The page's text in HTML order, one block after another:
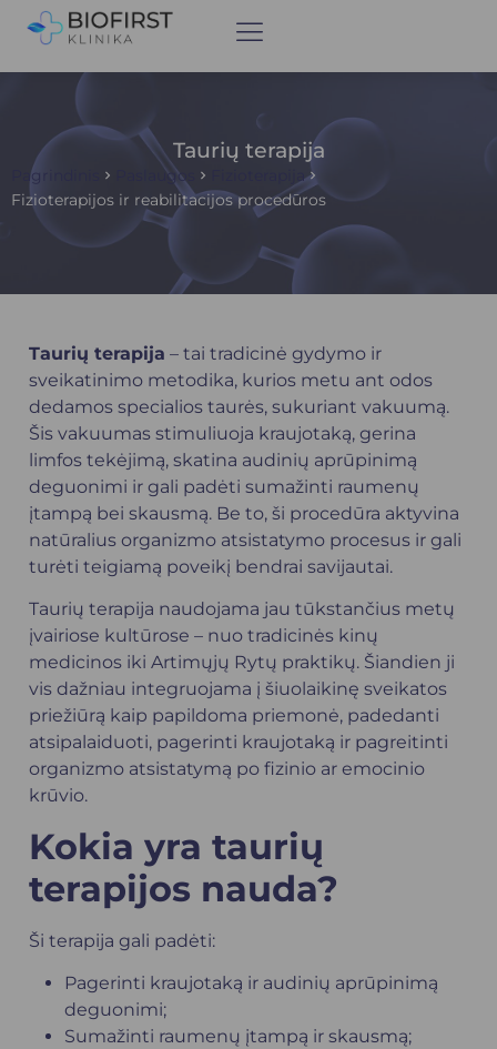
Taurių terapija
Pagrindinis Paslaugos
Fizioterapija
Fizioterapijos ir reabilitacijos procedūros
Taurių terapija – tai tradicinė gydymo ir
sveikatinimo metodika, kurios metu ant odos
dedamos specialios taurės, sukuriant vakuumą.
Šis vakuumas stimuliuoja kraujotaką, gerina
limfos tekėjimą, skatina audinių aprūpinimą
deguonimi ir gali padėti sumažinti raumenų
įtampą bei skausmą. Be to, ši procedūra aktyvina
natūralius organizmo atsistatymo procesus ir gali
turėti teigiamą poveikį bendrai savijautai.
Taurių terapija naudojama jau tūkstančius metų
įvairiose kultūrose – nuo tradicinės kinų
medicinos iki Artimųjų Rytų praktikų. Šiandien ji
vis dažniau integruojama į šiuolaikinę sveikatos
priežiūrą kaip papildoma priemonė, padedanti
atsipalaiduoti, pagerinti kraujotaką ir pagreitinti
organizmo atsistatymą po fizinio ar emocinio
krūvio.
Kokia yra taurių
terapijos nauda?
Ši terapija gali padėti:
Pagerinti kraujotaką ir audinių aprūpinimą
deguonimi;
Sumažinti raumenų įtampą ir skausmą;